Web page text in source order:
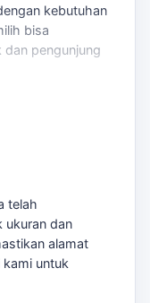
kebutuhan
bisa
pengunjung
dan
Sebagai
Sumedang
sebelum finalisasi
joget kami di
ukuran
Anda.
menentukan
telah
ukuran dan
alamat
kami untuk